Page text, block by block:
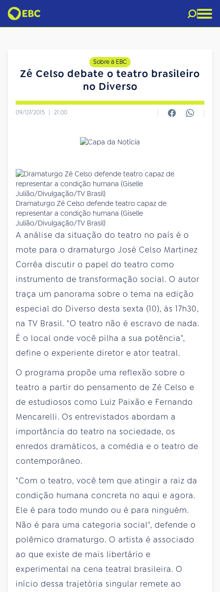
Sobre a EBC
Zé Celso debate o teatro brasileiro
no Diverso
09/07/2015 | 21:00
Dramaturgo Zé Celso defende teatro capaz de
representar a condição humana (Giselle
Julião/Divulgação/TV Brasil)
A análise da situação do teatro no país é o
mote para o dramaturgo José Celso Martinez
Corrêa discutir o papel do teatro como
instrumento de transformação social. O autor
traça um panorama sobre o tema na edição
especial do Diverso desta sexta (10), às 17h30,
na TV Brasil. "O teatro não é escravo de nada.
É o local onde você pilha a sua potência",
define o experiente diretor e ator teatral.
O programa propõe uma reflexão sobre o
teatro a partir do pensamento de Zé Celso e
de estudiosos como Luiz Paixão e Fernando
Mencarelli. Os entrevistados abordam a
importância do teatro na sociedade, os
enredos dramáticos, a comédia e o teatro de
contemporâneo.
"Com o teatro, você tem que atingir a raiz da
condição humana concreta no aqui e agora.
Ele é para todo mundo ou é para ninguém.
Não é para uma categoria social", defende o
polêmico dramaturgo. O artista é associado
ao que existe de mais libertário e
experimental na cena teatral brasileira. O
início dessa trajetória singular remete ao